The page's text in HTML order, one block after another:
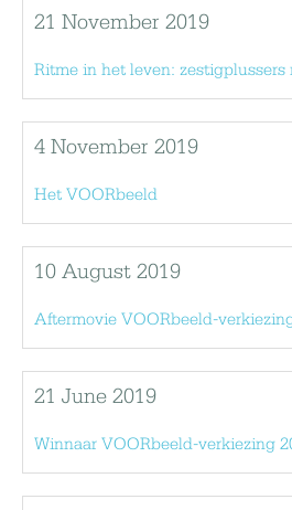
21 November 2019
Ritme in het leven: zestigplussers
4 November 2019
Het VOORbeeld
10 August 2019
Aftermovie VOORbeeld-
21 June 2019
Winnaar VOORbeeld-verkiezing